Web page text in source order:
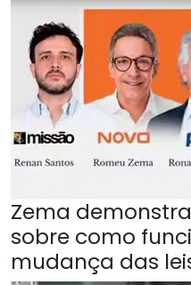
Zema
sobre como
mudança das